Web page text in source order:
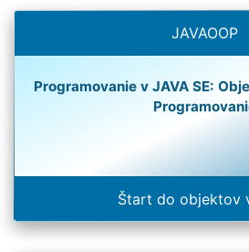
JAVAOOP
Programovanie v JAVA SE:
Štart do objektov